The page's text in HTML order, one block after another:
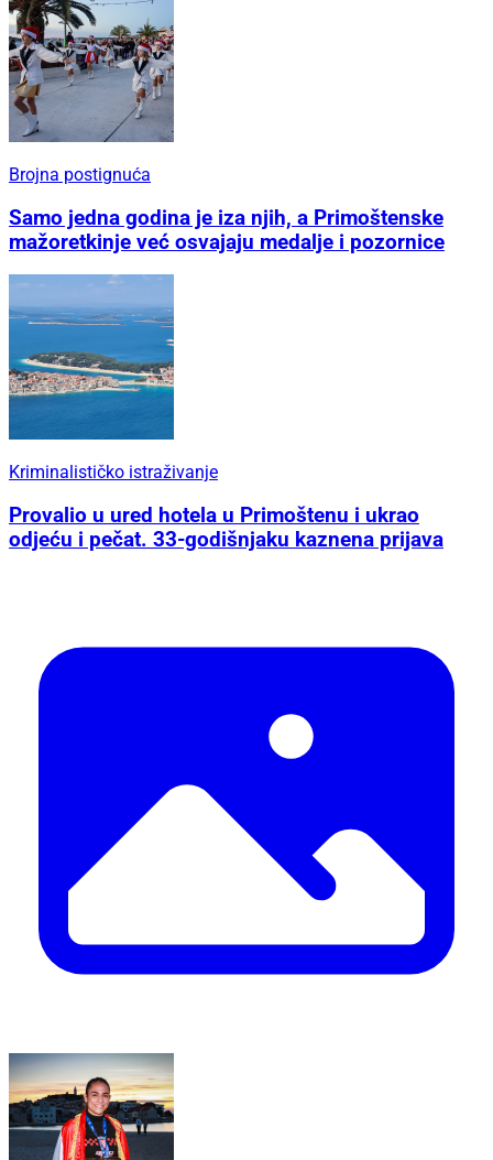
Brojna postignuća
Samo jedna godina je iza njih, a Primoštenske
mažoretkinje već osvajaju medalje i pozornice
Kriminalističko istraživanje
Provalio u ured hotela u Primoštenu i ukrao
odjeću i pečat. 33-godišnjaku kaznena prijava